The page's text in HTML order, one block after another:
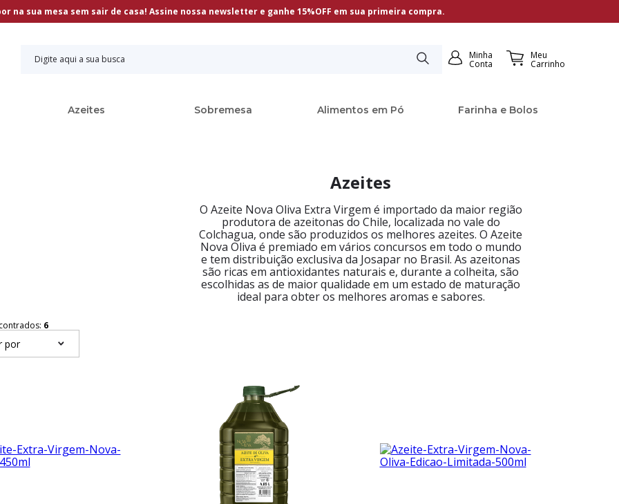
na sua mesa sem sair de casa! Assine nossa newsletter e ganhe 15%OFF em sua primeira compra.
Minha
Conta
Meu
Carrinho
Azeites Sobremesa Alimentos em Pó Farinha e Bolos
Azeites
O Azeite Nova Oliva Extra Virgem é importado da maior região
produtora de azeitonas do Chile, localizada no vale do
Colchagua, onde são produzidos os melhores azeites. O Azeite
Nova Oliva é premiado em vários concursos em todo o mundo
e tem distribuição exclusiva da Josapar no Brasil. As azeitonas
são ricas em antioxidantes naturais e, durante a colheita, são
escolhidas as de maior qualidade em um estado de maturação
ideal para obter os melhores aromas e sabores.
6
por